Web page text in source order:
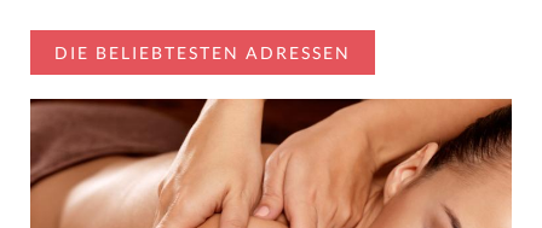
DIE BELIEBTESTEN ADRESSEN